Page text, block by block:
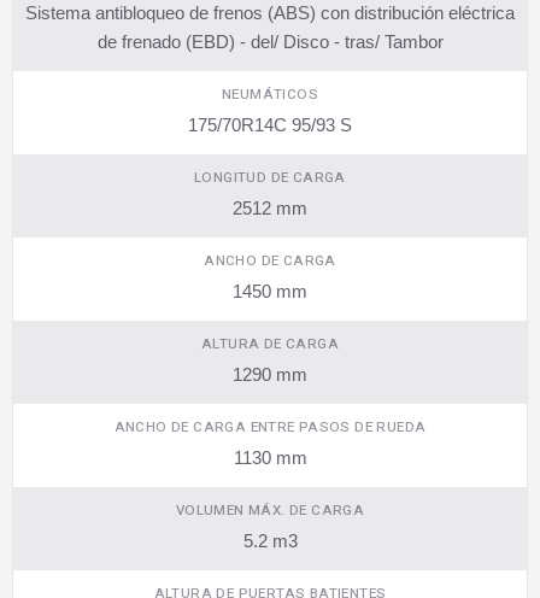
Sistema antibloqueo de frenos (ABS) con distribución eléctrica
de frenado (EBD) - del/ Disco - tras/ Tambor
NEUMÁTICOS
175/70R14C 95/93 S
LONGITUD DE CARGA
2512 mm
ANCHO DE CARGA
1450 mm
ALTURA DE CARGA
1290 mm
ANCHO DE CARGA ENTRE PASOS DE RUEDA
1130 mm
VOLUMEN MÁX. DE CARGA
5.2 m3
ALTURA DE PUERTAS BATIENTES